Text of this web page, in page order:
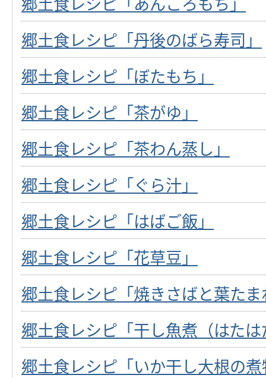
郷土食レシピ「丹後のばら寿司」
郷土食レシピ「ぼたもち」
郷土食レシピ「茶がゆ」
郷土食レシピ「茶わん蒸し」
郷土食レシピ「ぐら汁」
郷土食レシピ「はばご飯」
郷土食レシピ「花草豆」
郷土食レシピ「焼きさばと葉た
郷土食レシピ「干し魚煮（はた
郷土食レシピ「いか干し大根の